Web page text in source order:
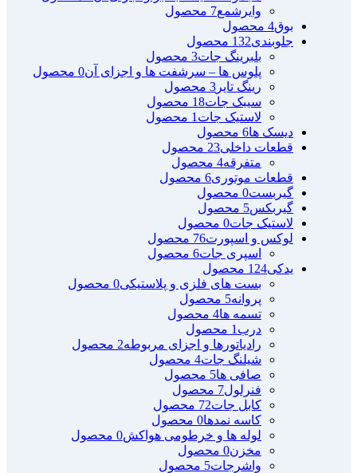
وایرشمع7 محصول
بوق4 محصول
جلوبندی132 محصول
بلبرینگ جات3 محصول
پلوس ها – سرشفت ها و اجزای آن0 محصول
رینگ تایر 3 محصول
سیبک جات18 محصول
لاستیک جات 1 محصول
دیسک ها6 محصول
قطعات داخلی23 محصول
متفرقه4 محصول
قطعات موتوری6 محصول
گیربست0 محصول
گیربکس5 محصول
لاستیک جات0 محصول
لوکس و اسپورت76 محصول
اسپری جات6 محصول
یدکی124 محصول
بست های فلزی و پلاستیکی0 محصول
پروانه5 محصول
تسمه ها4 محصول
درب 1 محصول
رادیاتورها و اجزای مربوطه2 محصول
شیلنگ جات4 محصول
صافی ها5 محصول
فنرلول7 محصول
کابل جات72 محصول
کاسه نمدها0 محصول
لوله ها و خرطومی هواکش0 محصول
مخزن0 محصول
واشرجات5 محصول